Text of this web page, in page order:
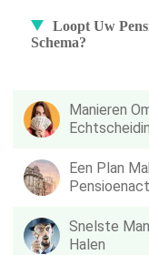
Loopt Uw
Schema?
Manieren
Een Plan
Snelste
Halen